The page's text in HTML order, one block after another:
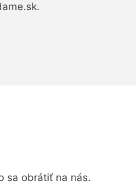
sa obrátiť na nás.